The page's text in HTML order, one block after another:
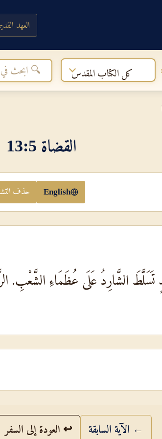
العهد
كل الكتاب المقدس
القضاة 5‏:‏13
English حذف
تَسَلَّطَ الشَّارِدُ عَلَى عُظَمَاءِ الشَّعْبِ.
← الآية السابقة ↩ العودة إلى السفر